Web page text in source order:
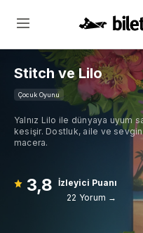
Stitch ve Lilo
Çocuk Oyunu
Yalnız Lilo ile dünyaya uyum
kesişir. Dostluk, aile ve
macera.
3,8 İzleyici Puanı
22 Yorum →